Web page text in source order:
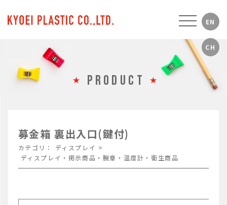
PRODUCT
募金箱 裏出入口(鍵付)
カテゴリ： ディスプレイ >
ディスプレイ・掲示商品・腕章・温度計・衛生商品